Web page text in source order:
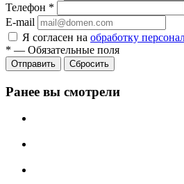
Телефон *
E-mail
Я согласен на обработку
* — Обязательные поля
Сбросить
Ранее вы смотрели